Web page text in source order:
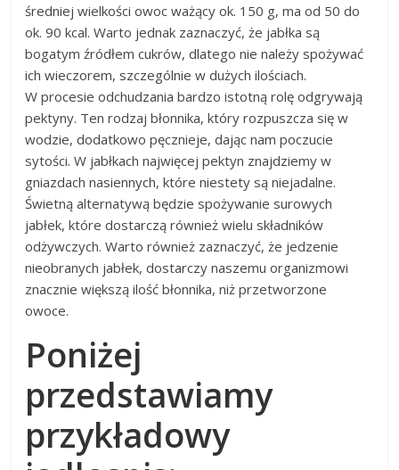
średniej wielkości owoc ważący ok. 150 g, ma od 50 do
ok. 90 kcal. Warto jednak zaznaczyć, że jabłka są
bogatym źródłem cukrów, dlatego nie należy spożywać
ich wieczorem, szczególnie w dużych ilościach.
W procesie odchudzania bardzo istotną rolę odgrywają
pektyny. Ten rodzaj błonnika, który rozpuszcza się w
wodzie, dodatkowo pęcznieje, dając nam poczucie
sytości. W jabłkach najwięcej pektyn znajdziemy w
gniazdach nasiennych, które niestety są niejadalne.
Świetną alternatywą będzie spożywanie surowych
jabłek, które dostarczą również wielu składników
odżywczych. Warto również zaznaczyć, że jedzenie
nieobranych jabłek, dostarczy naszemu organizmowi
znacznie większą ilość błonnika, niż przetworzone
owoce.
Poniżej
przedstawiamy
przykładowy